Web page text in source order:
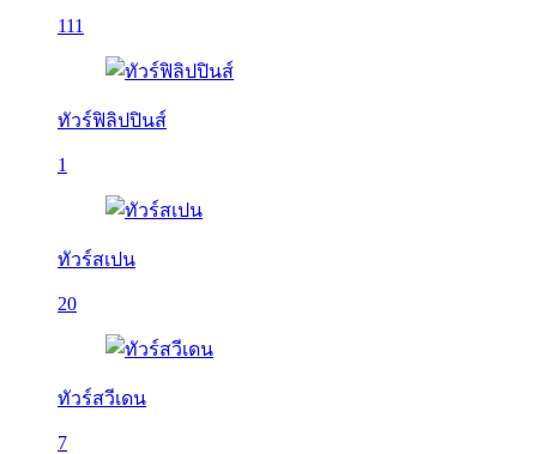
111
ทัวร์ฟิลิปปินส์
1
ทัวร์สเปน
20
ทัวร์สวีเดน
7